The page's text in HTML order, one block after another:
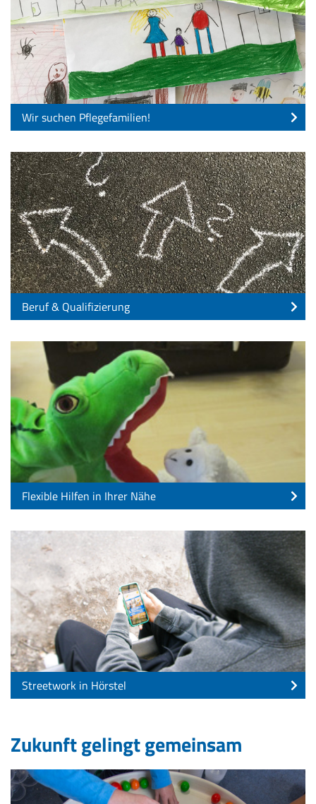
Wir suchen Pflegefamilien!
Beruf & Qualifizierung
Flexible Hilfen in Ihrer Nähe
Streetwork in Hörstel
Zukunft gelingt gemeinsam